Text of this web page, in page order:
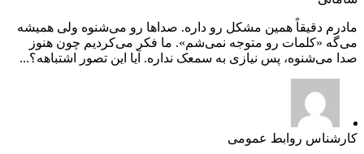
مادرم دقیقاً همین مشکل رو داره. صداها رو می‌شنوه ولی همیشه
می‌گه «کلمات رو متوجه نمی‌شم». ما فکر می‌کردیم چون هنوز
صدا می‌شنوه، پس نیازی به سمعک نداره. آیا این تصور اشتباهه؟...
کارشناس روابط عمومی